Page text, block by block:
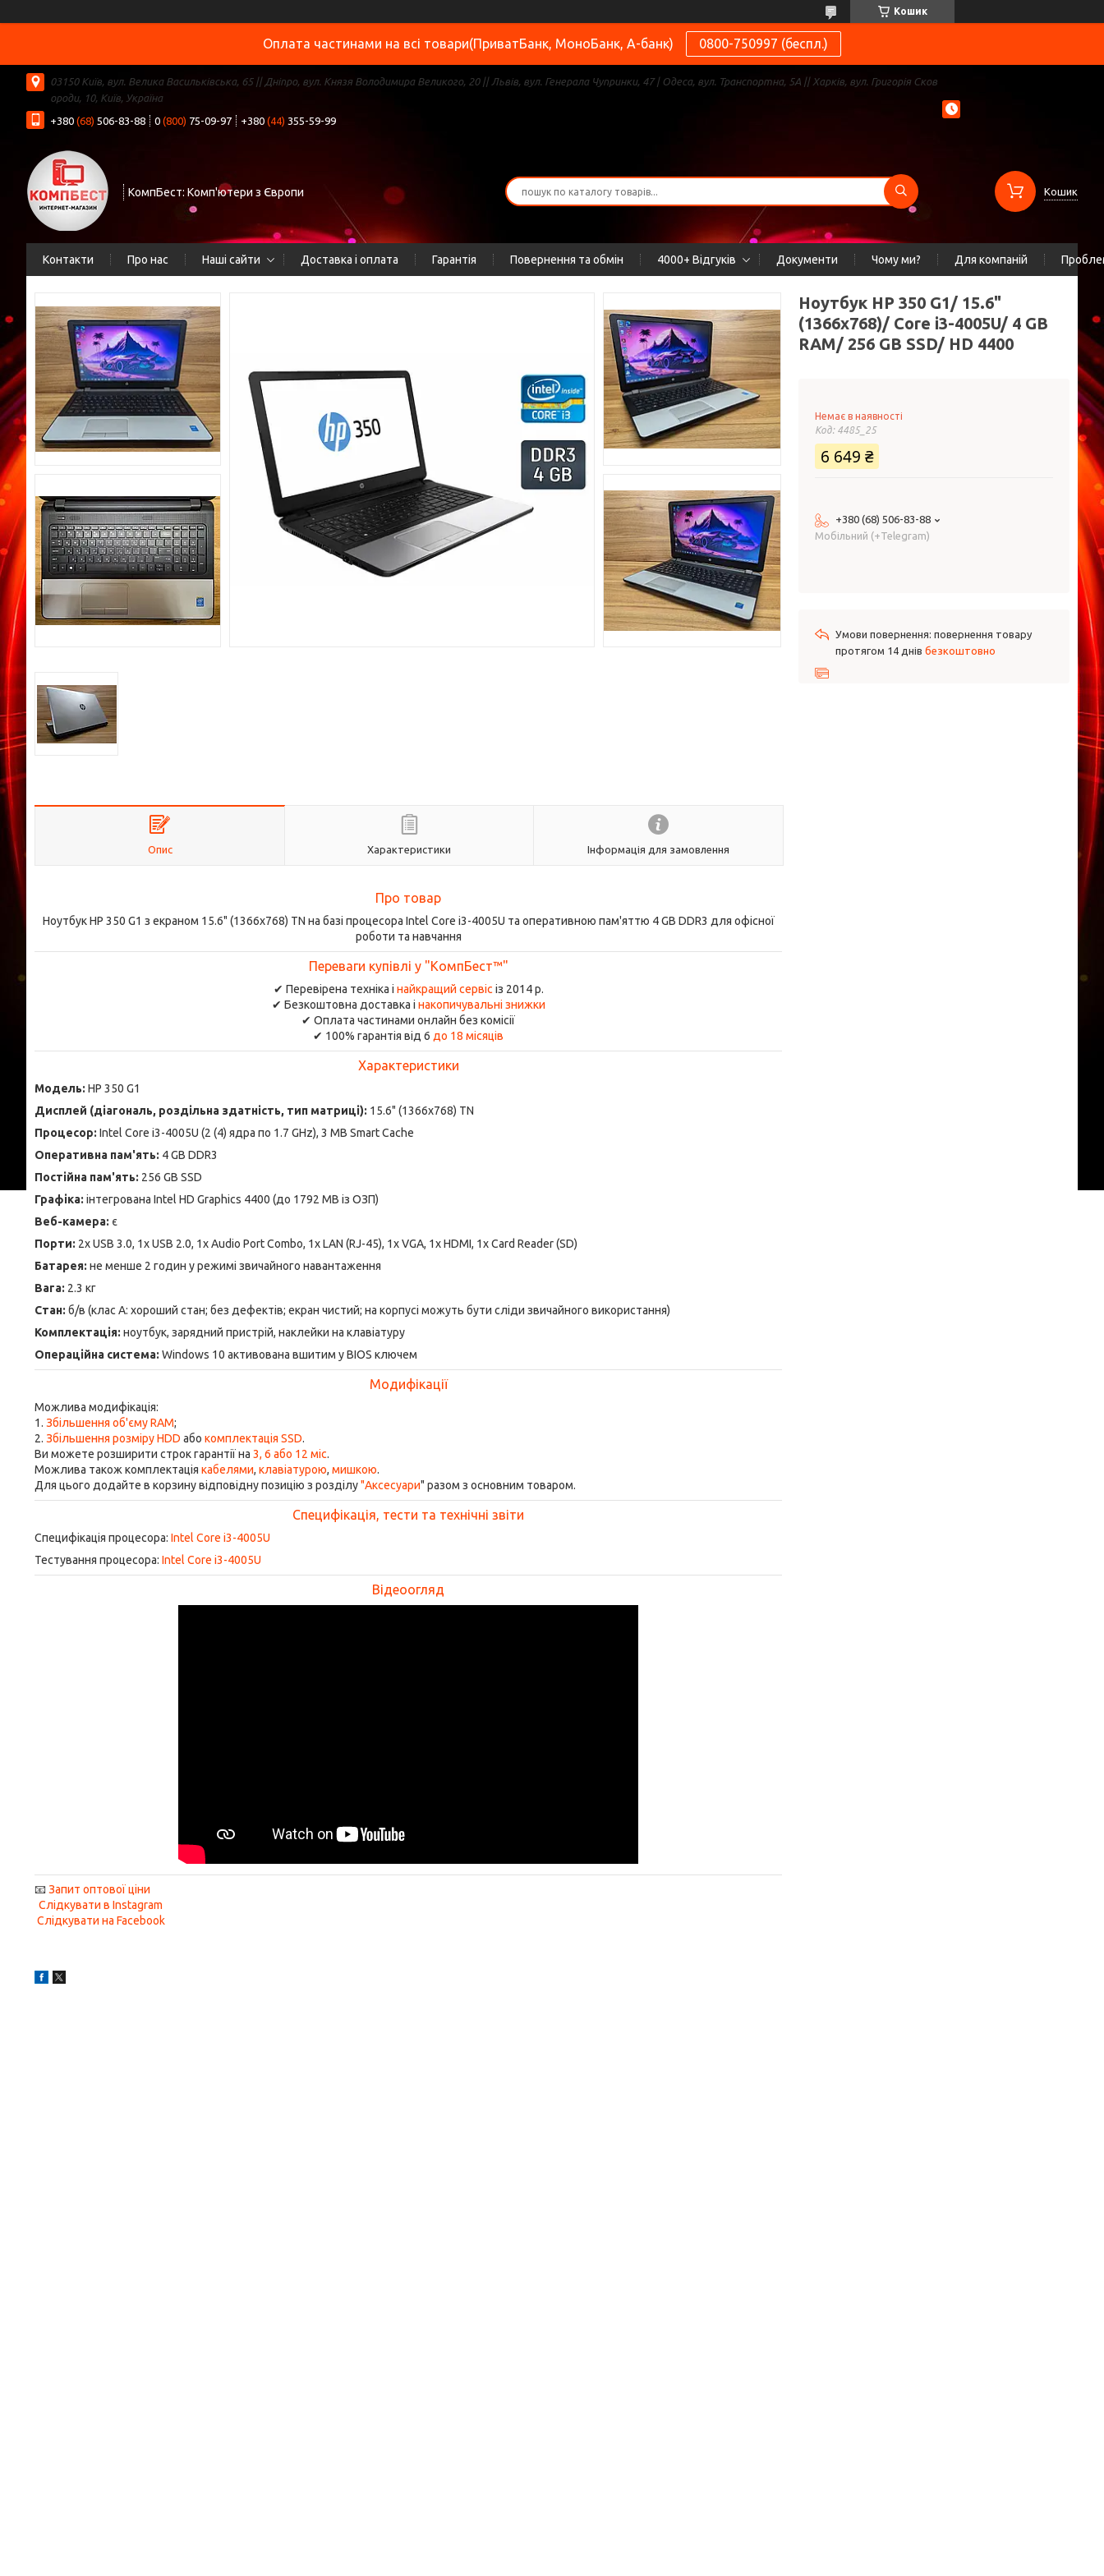
Кошик
Оплата частинами на всі товари(ПриватБанк, МоноБанк, А-банк) 0800-750997 (беспл.)
03150 Київ, вул. Велика Васильківська, 65 || Дніпро, вул. Князя Володимира Великого, 20 || Львів, вул. Генерала Чупринки, 47 | Одеса, вул. Транспортна, 5А || Харків, вул. Григорія Сков
ороди, 10, Київ, Україна
+380 (68) 506-83-88 0 (800) 75-09-97 +380 (44) 355-59-99
КомпБест: Комп'ютери з Європи Кошик
Контакти Про нас Наші сайти Доставка і оплата Гарантія Повернення та обмін 4000+ Відгуків Документи Чому ми? Для компаній
Опис Характеристики Інформація для замовлення
Про товар
Ноутбук HP 350 G1 з екраном 15.6" (1366x768) TN на базі процесора Intel Core i3-4005U та оперативною пам'яттю 4 GB DDR3 для офісної
роботи та навчання
Переваги купівлі у "КомпБест™"
✔ Перевірена техніка і найкращий сервіс із 2014 р.
✔ Безкоштовна доставка і накопичувальні знижки
✔ Оплата частинами онлайн без комісії
✔ 100% гарантія від 6 до 18 місяців
Характеристики
Модель: HP 350 G1
Дисплей (діагональ, роздільна здатність, тип матриці): 15.6" (1366x768) TN
Процесор: Intel Core i3-4005U (2 (4) ядра по 1.7 GHz), 3 MB Smart Cache
Оперативна пам'ять: 4 GB DDR3
Постійна пам'ять: 256 GB SSD
Графіка: інтегрована Intel HD Graphics 4400 (до 1792 MB із ОЗП)
Веб-камера: є
Порти: 2x USB 3.0, 1x USB 2.0, 1x Audio Port Combo, 1x LAN (RJ-45), 1x VGA, 1x HDMI, 1x Card Reader (SD)
Батарея: не менше 2 годин у режимі звичайного навантаження
Вага: 2.3 кг
Стан: б/в (клас А: хороший стан; без дефектів; екран чистий; на корпусі можуть бути сліди звичайного використання)
Комплектація: ноутбук, зарядний пристрій, наклейки на клавіатуру
Операційна система: Windows 10 активована вшитим у BIOS ключем
Модифікації
Можлива модифікація:
1. Збільшення об'єму RAM;
2. Збільшення розміру HDD або комплектація SSD.
Ви можете розширити строк гарантії на 3, 6 або 12 міс.
Можлива також комплектація кабелями, клавіатурою, мишкою.
Для цього додайте в корзину відповідну позицію з розділу"Аксесуари" разом з основним товаром.
Специфікація, тести та технічні звіти
Специфікація процесора: Intel Core i3-4005U
Тестування процесора: Intel Core i3-4005U
Відеоогляд
📧Запит оптової ціни
Слідкувати в Instagram
Слідкувати на Facebook
Ноутбук HP 350 G1/ 15.6"
(1366x768)/ Core i3-4005U/ 4 GB
RAM/ 256 GB SSD/ HD 4400
Немає в наявності
Код: 4485_25
6 649 ₴
+380 (68) 506-83-88
Мобільний (+Telegram)
повернення товару
протягом 14 днів безкоштовно